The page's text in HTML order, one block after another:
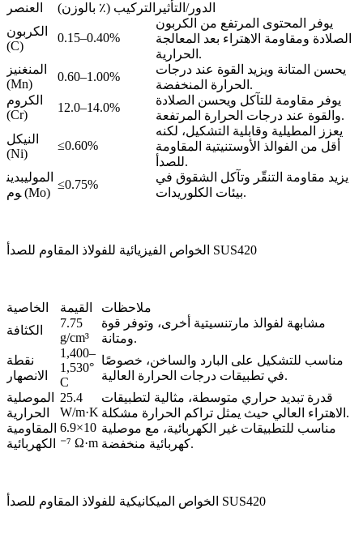
العنصر التركيب (٪ بالوزن) الدور/التأثير
الكربون
(C)
0.15–0.40%
يوفر المحتوى المرتفع من الكربون
الصلادة ومقاومة الاهتراء بعد المعالجة
الحرارية.
المنغنيز
(Mn)
0.60–1.00%
يحسن المتانة ويزيد القوة عند درجات
الحرارة المنخفضة.
الكروم
(Cr)
12.0–14.0%
يوفر مقاومة للتآكل ويحسن الصلادة
والقوة عند درجات الحرارة المرتفعة.
النيكل
(Ni)
≤0.60%
يعزز المطيلية وقابلية التشكيل، لكنه
أقل من الفوالذ الأوستنيتية المقاومة
للصدأ.
الموليبدين
وم (Mo)
≤0.75%
يزيد مقاومة التنقّر وتآكل الشقوق في
بيئات الكلوريدات.
الخواص الفيزيائية للفولاذ المقاوم للصدأ SUS420
الخاصية القيمة
ملاحظات
الكثافة
7.75
g/cm³
مشابهة لفوالذ مارتنسيتية أخرى، وتوفر قوة
ومتانة.
نقطة
الانصهار
1,400–
1,530°
C
مناسب للتشكيل على البارد والساخن، خصوصًا
في تطبيقات درجات الحرارة العالية.
الموصلية
الحرارية
25.4
W/m·K
قدرة تبديد حراري متوسطة، مثالية لتطبيقات
الاهتراء العالي حيث يمثل تراكم الحرارة مشكلة.
المقاومية
الكهربائية
6.9×10
⁻⁷ Ω·m
مناسب للتطبيقات غير الكهربائية، مع موصلية
كهربائية منخفضة.
الخواص الميكانيكية للفولاذ المقاوم للصدأ SUS420